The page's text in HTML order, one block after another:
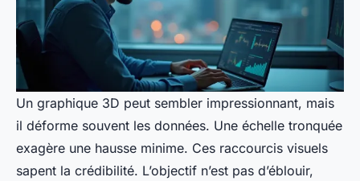
Un graphique 3D peut sembler impressionnant, mais
il déforme souvent les données. Une échelle tronquée
exagère une hausse minime. Ces raccourcis visuels
sapent la crédibilité. L’objectif n’est pas d’éblouir,